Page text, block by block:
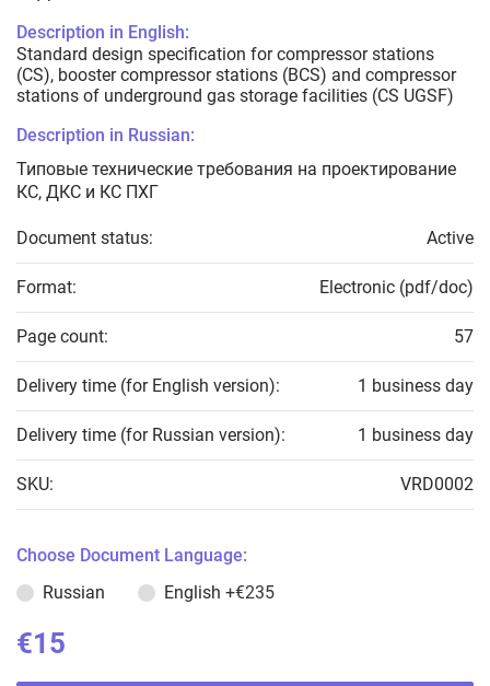
Description in English:
Standard design specification for compressor stations
(CS), booster compressor stations (BCS) and compressor
stations of underground gas storage facilities (CS UGSF)
Description in Russian:
Типовые технические требования на проектирование
КС, ДКС и КС ПХГ
Document status: Active
Format: Electronic (pdf/doc)
Page count: 57
Delivery time (for English version): 1 business day
Delivery time (for Russian version): 1 business day
SKU: VRD0002
Choose Document Language:
Russian
English +€235
€15